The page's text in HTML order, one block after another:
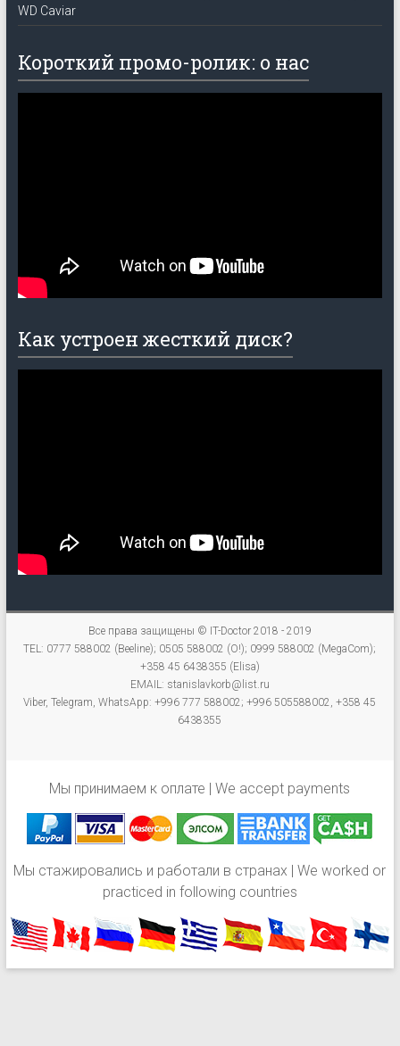
WD Caviar
Короткий промо-ролик: о нас
Как устроен жесткий диск?
Все права защищены © IT-Doctor 2018 - 2019
TEL: 0777 588002 (Beeline); 0505 588002 (O!); 0999 588002 (MegaCom);
+358 45 6438355 (Elisa)
EMAIL: stanislavkorb@list.ru
Viber, Telegram, WhatsApp: +996 777 588002; +996 505588002, +358 45
6438355
Мы принимаем к оплате | We accept payments
Мы стажировались и работали в странах | We worked or
practiced in following countries